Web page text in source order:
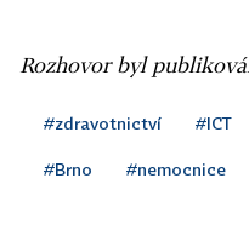
Rozhovor byl
#zdravotnictví #ICT
#Brno #nemocnice